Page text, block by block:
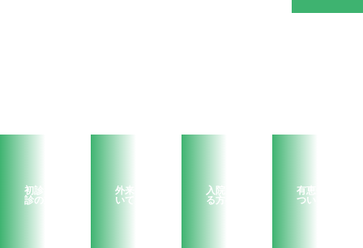
初診・再
診の方へ
外来につ
いて
入院され
る方へ
有恵会に
ついて